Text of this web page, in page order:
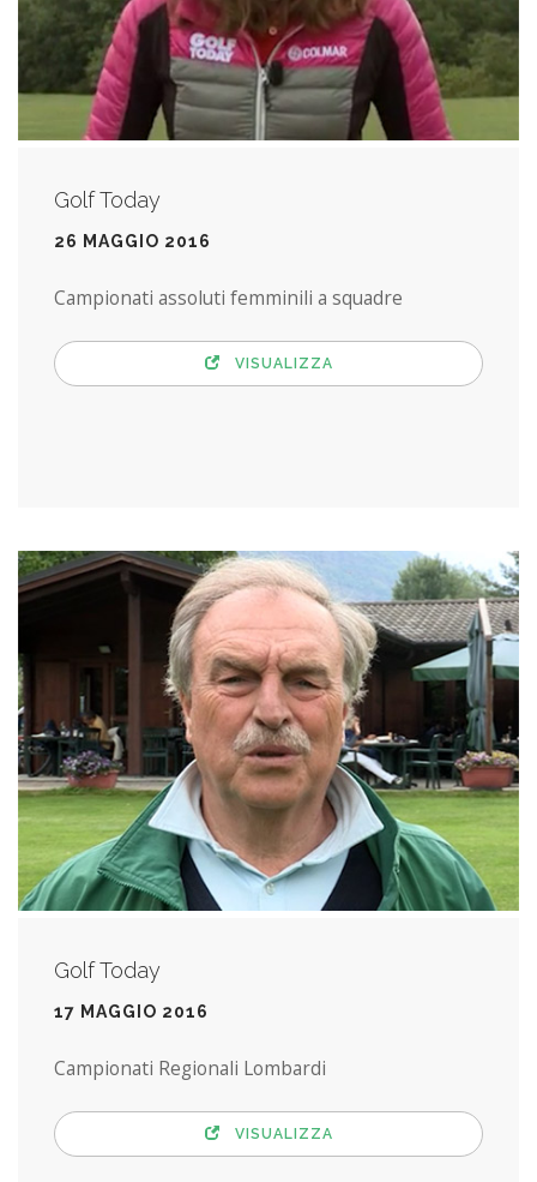
Golf Today
26 MAGGIO 2016
Campionati assoluti femminili a squadre
VISUALIZZA
Golf Today
17 MAGGIO 2016
Campionati Regionali Lombardi
VISUALIZZA